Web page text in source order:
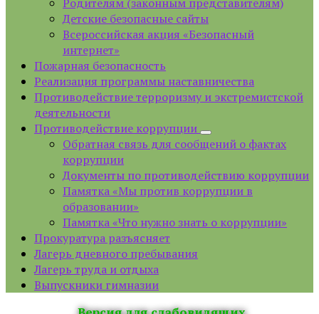
Детские безопасные сайты
Всероссийская акция «Безопасный
интернет»
Пожарная безопасность
Реализация программы наставничества
Противодействие терроризму и экстремистской
деятельности
Противодействие коррупции
Обратная связь для сообщений о фактах
коррупции
Документы по противодействию коррупции
Памятка «Мы против коррупции в
образовании»
Памятка «Что нужно знать о коррупции»
Прокуратура разъясняет
Лагерь дневного пребывания
Лагерь труда и отдыха
Выпускники гимназии